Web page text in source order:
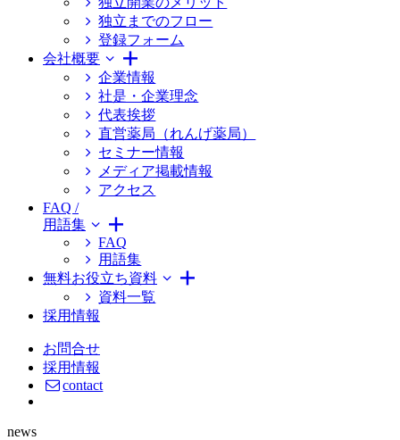
独立までのフロー
登録フォーム
会社概要
企業情報
社是・企業理念
代表挨拶
直営薬局（れんげ薬局）
セミナー情報
メディア掲載情報
アクセス
FAQ /
用語集
FAQ
用語集
無料お役立ち資料
資料一覧
採用情報
お問合せ
採用情報
contact
news